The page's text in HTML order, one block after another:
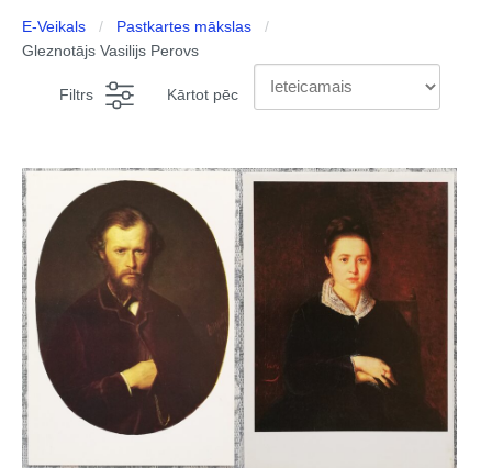
E-Veikals
Pastkartes mākslas
Gleznotājs Vasilijs Perovs
Filtrs Kārtot pēc